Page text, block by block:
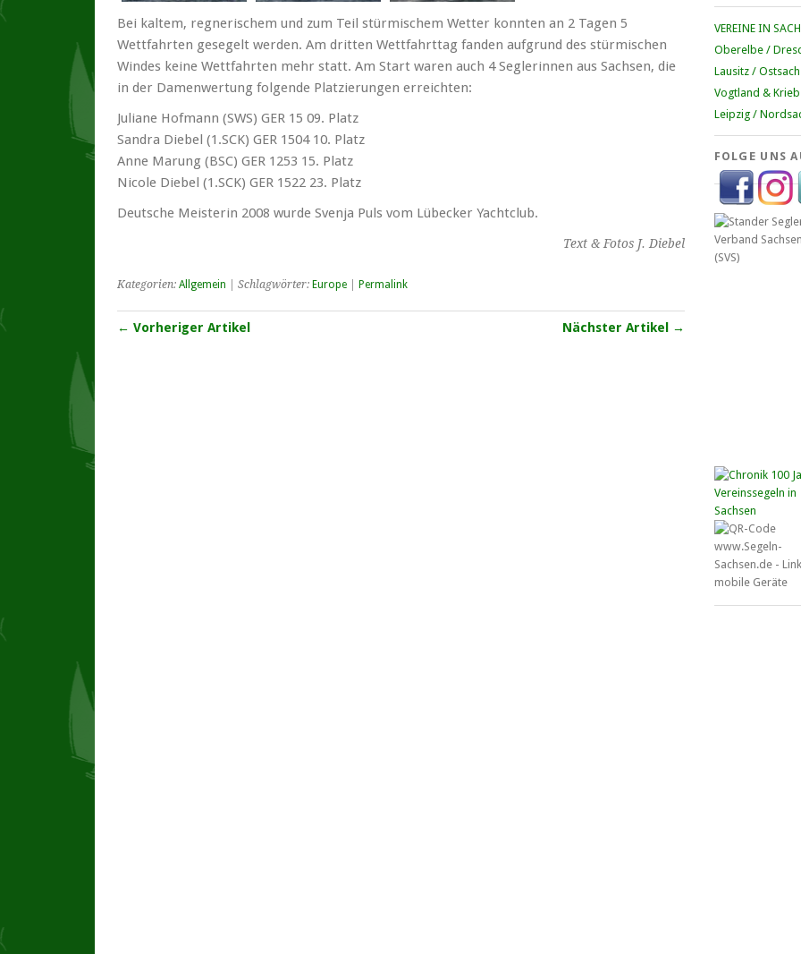
Bei kaltem, regnerischem und zum Teil stürmischem Wetter konnten an 2 Tagen 5
Wettfahrten gesegelt werden. Am dritten Wettfahrttag fanden aufgrund des stürmischen
Windes keine Wettfahrten mehr statt. Am Start waren auch 4 Seglerinnen aus Sachsen, die
in der Damenwertung folgende Platzierungen erreichten:
Juliane Hofmann (SWS) GER 15 09. Platz
Sandra Diebel (1.SCK) GER 1504 10. Platz
Anne Marung (BSC) GER 1253 15. Platz
Nicole Diebel (1.SCK) GER 1522 23. Platz
Deutsche Meisterin 2008 wurde Svenja Puls vom Lübecker Yachtclub.
Text & Fotos J. Diebel
Kategorien: Allgemein | Schlagwörter: Europe Permalink
← Vorheriger Artikel Nächster Artikel →
VEREINE IN
Oberelbe /
Lausitz /
Vogtland &
Leipzig /
FOLGE UNS